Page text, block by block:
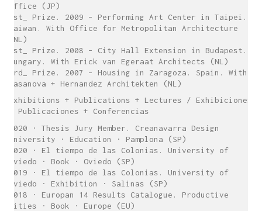
Office (JP)
1st_ Prize. 2009 – Performing Art Center in Taipei.
Taiwan. With Office for Metropolitan Architecture
(NL)
1st_ Prize. 2008 – City Hall Extension in Budapest.
Hungary. With Erick van Egeraat Architects (NL)
3rd_ Prize. 2007 – Housing in Zaragoza. Spain. With
Casanova + Hernandez Architekten (NL)
Exhibitions + Publications + Lectures / Exhibiciones
+ Publicaciones + Conferencias
2020 · Thesis Jury Member. Creanavarra Design
University · Education · Pamplona (SP)
2020 · El tiempo de las Colonias. University of
Oviedo · Book · Oviedo (SP)
2019 · El tiempo de las Colonias. University of
Oviedo · Exhibition · Salinas (SP)
2018 · Europan 14 Results Catalogue. Productive
Cities · Book · Europe (EU)